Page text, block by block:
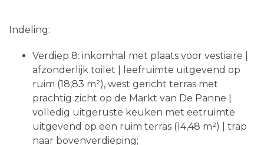
Indeling:
Verdiep 8: inkomhal met plaats voor vestiaire |
afzonderlijk toilet | leefruimte uitgevend op
ruim (18,83 m²), west gericht terras met
prachtig zicht op de Markt van De Panne |
volledig uitgeruste keuken met eetruimte
uitgevend op een ruim terras (14,48 m²) | trap
naar bovenverdieping;